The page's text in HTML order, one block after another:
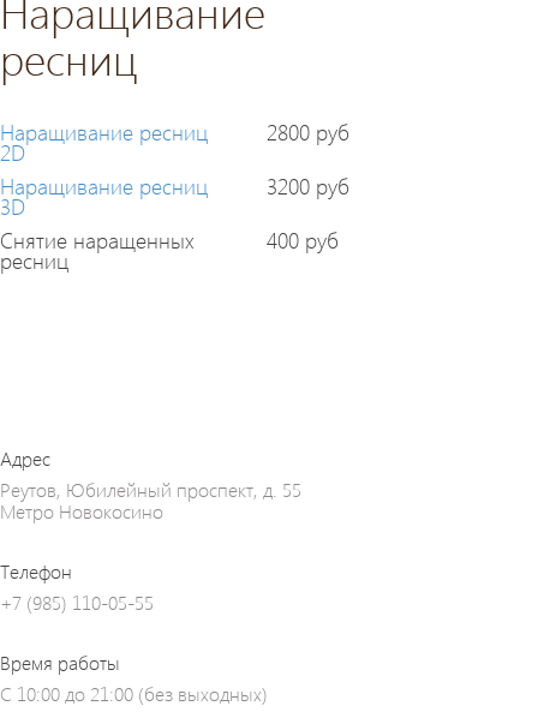
ресниц
Наращивание ресниц
2D
2800 руб
Наращивание ресниц
3D
3200 руб
Снятие наращенных
ресниц
400 руб
Адрес
Реутов, Юбилейный проспект, д. 55
Метро Новокосино
Телефон
+7 (985) 110-05-55
Время работы
С 10:00 до 21:00 (без выходных)